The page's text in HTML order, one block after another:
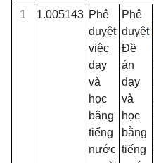
1
1.005143 Phê
duyệt
việc
dạy
và
học
bằng
tiếng
nước
Phê
duyệt
Đề
án
dạy
và
học
bằng
tiếng